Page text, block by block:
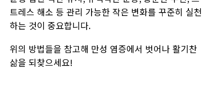
트레스 해소 등 관리 가능한 작은 변화를 꾸준히 실천
하는 것이 중요합니다.
위의 방법들을 참고해 만성 염증에서 벗어나 활기찬
삶을 되찾으세요!